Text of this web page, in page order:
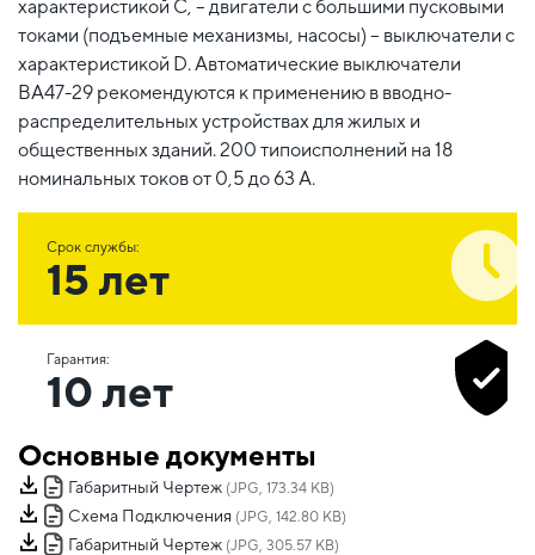
характеристикой C, – двигатели с большими пусковыми
токами (подъемные механизмы, насосы) – выключатели с
характеристикой D. Автоматические выключатели
ВА47-29 рекомендуются к применению в вводно-
распределительных устройствах для жилых и
общественных зданий. 200 типоисполнений на 18
номинальных токов от 0,5 до 63 А.
Срок службы:
15 лет
Гарантия:
10 лет
Основные документы
Габаритный Чертеж (JPG, 173.34 KB)
Схема Подключения (JPG, 142.80 KB)
Габаритный Чертеж (JPG, 305.57 KB)